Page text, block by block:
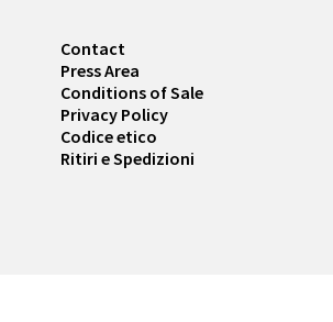
Contact
Press Area
Conditions of Sale
Privacy Policy
Codice etico
Ritiri e Spedizioni